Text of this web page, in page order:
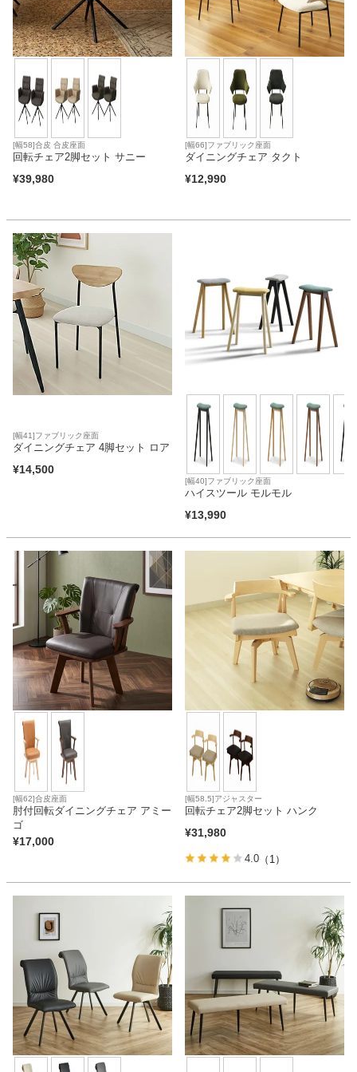
[幅58]合皮 合皮座面
回転チェア2脚セット サニー
¥39,980
[幅66]ファブリック座面
ダイニングチェア タクト
¥12,990
[幅41]ファブリック座面
ダイニングチェア 4脚セット ロア
¥14,500
[幅40]ファブリック座面
ハイスツール モルモル
¥13,990
[幅62]合皮座面
肘付回転ダイニングチェア アミー
ゴ
¥17,000
[幅58.5]アジャスター
回転チェア2脚セット ハンク
¥31,980
4.0 （1）